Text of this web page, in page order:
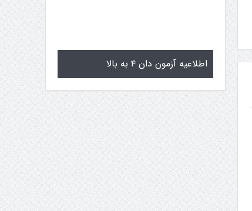
اطلاعیه آزمون تولد کایچو سن سی گوگن یاماگوچی